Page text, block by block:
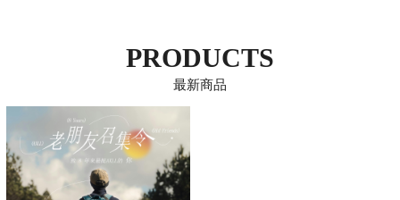
PRODUCTS
最新商品